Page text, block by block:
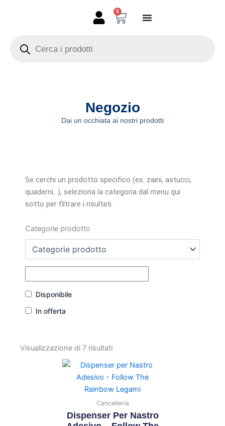
0
Carrello
search
Negozio
Dai un occhiata ai nostri prodotti
Se cerchi un prodotto specifico (es. zaini, astucci,
quaderni…), seleziona la categoria dal menu qui
sotto per filtrare i risultati.
Categorie prodotto
Disponibile
In offerta
Visualizzazione di 7 risultati
Cancelleria
Dispenser Per Nastro